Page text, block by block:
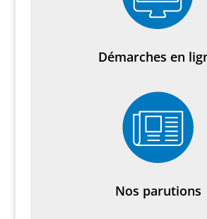
Démarches en
Nos parutions